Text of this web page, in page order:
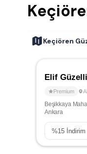
Keçiören
Elif
Premium
Beşikkaya
Ankara
%15İndirim